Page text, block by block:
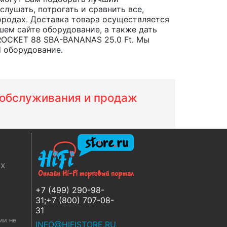
потрогать и сравнить все,
Доставка товара осуществляется
сайте оборудование, а также дать
88 SBA-BANANAS 25.0 Ft. Мы
и продаж
+7 (499) 290-98-
31;+7 (800) 707-08-
31
INFO@HIFISTORE.RU
не